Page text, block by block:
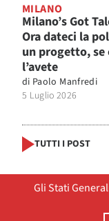
MILANO
Milano’s Got
Ora dateci la
un progetto, se
l’avete
di Paolo Manfredi
5 Luglio 2026
TUTTI I POST
Gli Stati